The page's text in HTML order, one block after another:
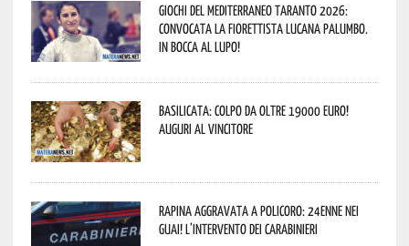
Giochi del Mediterraneo Taranto 2026:
convocata la fiorettista lucana Palumbo.
In bocca al lupo!
Basilicata: colpo da oltre 19000 Euro!
Auguri al vincitore
Rapina aggravata a Policoro: 24enne nei
guai! L’intervento dei Carabinieri